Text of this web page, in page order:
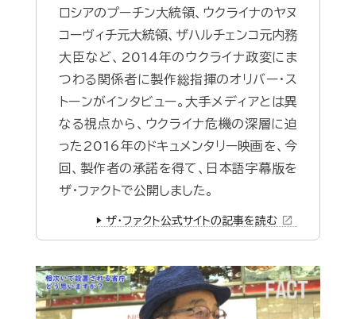
ロシアのプーチン大統領、ウクライナのヤヌ
コーヴィチ元大統領、ザハルチェンコ元内務
大臣など、2014年のウクライナ政変にま
つわる関係者に製作総指揮のオリバー・ス
トーンがインタビュー。大手メディアとは異
なる視点から、ウクライナ危機の深層に迫
った2016年のドキュメンタリー映画を、今
回、製作者の承諾を得て、日本語字幕版を
ザ・ファクトで公開しました。
▶️ ザ・ファクト公式サイトの記事を読む open_in_new